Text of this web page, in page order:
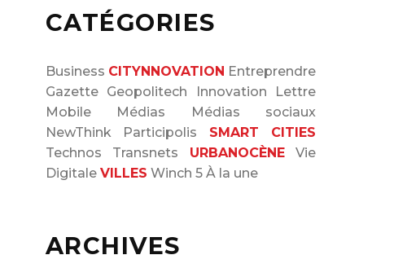
CATÉGORIES
Business CITYNNOVATION Entreprendre
Gazette Geopolitech Innovation
Lettre
Mobile
Médias
Médias sociaux
NewThink
Participolis
SMART CITIES
Technos
Transnets URBANOCÈNE
Vie
Digitale VILLES Winch 5 À la une
ARCHIVES